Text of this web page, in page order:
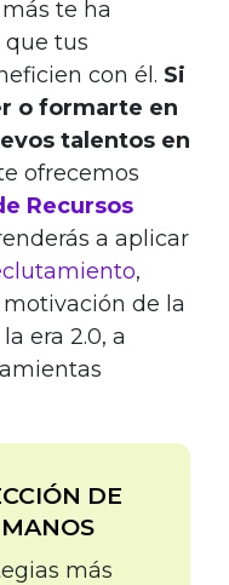
te ha
tus
con él. Si
o formarte en
talentos en
ofrecemos
Recursos
a aplicar
,
de la
era 2.0, a
DE
más